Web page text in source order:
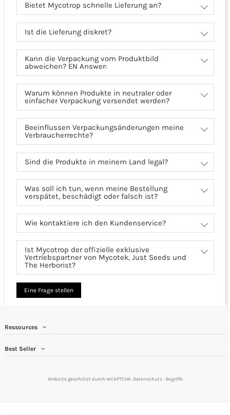
Bietet Mycotrop schnelle Lieferung an?
Ist die Lieferung diskret?
Kann die Verpackung vom Produktbild
abweichen? EN Answer:
Warum können Produkte in neutraler oder
einfacher Verpackung versendet werden?
Beeinflussen Verpackungsänderungen meine
Verbraucherrechte?
Sind die Produkte in meinem Land legal?
Was soll ich tun, wenn meine Bestellung
verspätet, beschädigt oder falsch ist?
Wie kontaktiere ich den Kundenservice?
Ist Mycotrop der offizielle exklusive
Vertriebspartner von Mycotek, Just Seeds und
The Herborist?
Eine Frage stellen
Ressources
Best Seller
Website geschützt durch reCAPTCHA. Datenschutz - Begriffe